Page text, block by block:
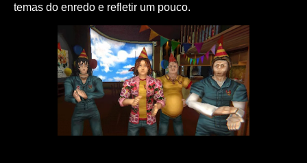
temas do enredo e refletir um pouco.